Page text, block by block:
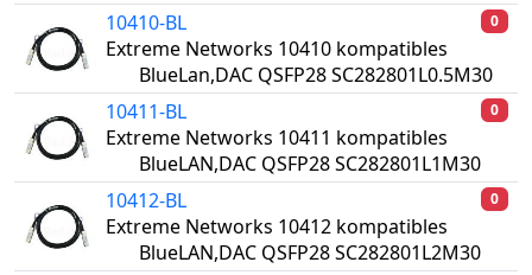
10410-BL
Extreme Networks 10410 kompatibles
BlueLan,DAC QSFP28 SC282801L0.5M30
0
10411-BL
Extreme Networks 10411 kompatibles
BlueLAN,DAC QSFP28 SC282801L1M30
0
10412-BL
Extreme Networks 10412 kompatibles
BlueLAN,DAC QSFP28 SC282801L2M30
0